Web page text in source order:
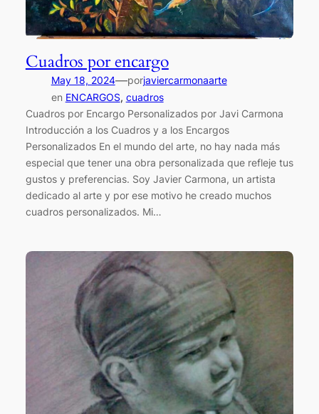
Cuadros por encargo
May 18, 2024—porjaviercarmonaarte
en ENCARGOS, cuadros
Cuadros por Encargo Personalizados por Javi Carmona
Introducción a los Cuadros y a los Encargos
Personalizados En el mundo del arte, no hay nada más
especial que tener una obra personalizada que refleje tus
gustos y preferencias. Soy Javier Carmona, un artista
dedicado al arte y por ese motivo he creado muchos
cuadros personalizados. Mi…